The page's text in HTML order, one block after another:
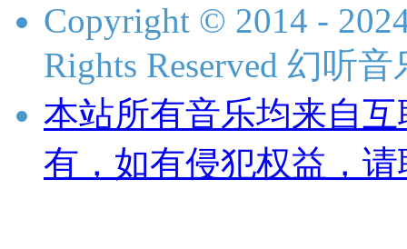
Copyright © 2014 -
Rights Reserved 幻听
本站所有音乐均来自
有，如有侵犯权益，